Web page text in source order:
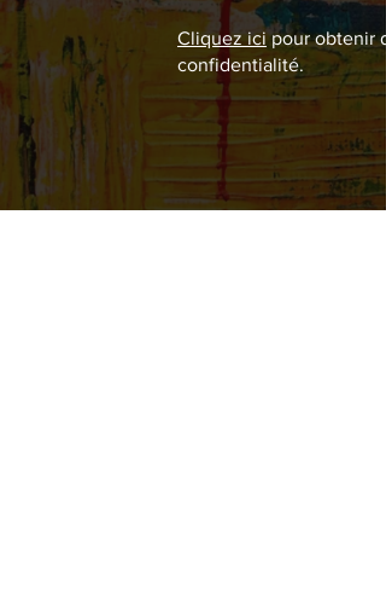
Cliquez icipour obtenir
confidentialité.